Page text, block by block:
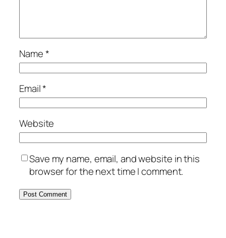
Name*
Email*
Website
Save my name, email, and website in this
browser for the next time I comment.